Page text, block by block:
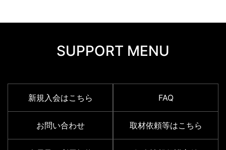
SUPPORT MENU
新規入会はこちら FAQ
お問い合わせ 取材依頼等はこちら